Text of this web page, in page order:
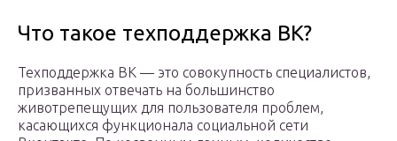
Что такое техподдержка ВК?
Техподдержка ВК — это совокупность специалистов,
призванных отвечать на большинство
животрепещущих для пользователя проблем,
касающихся функционала социальной сети